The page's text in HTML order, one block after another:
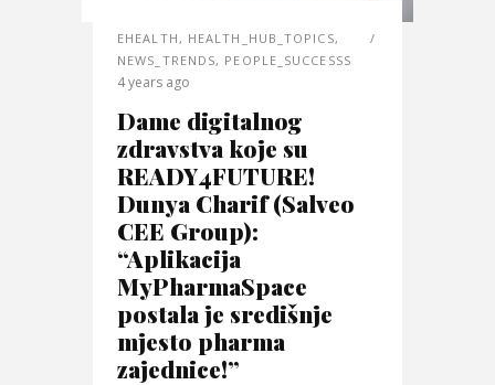
EHEALTH , HEALTH_HUB_TOPICS,
NEWS_TRENDS, PEOPLE_SUCCESSS
4 years ago
Dame digitalnog
zdravstva koje su
READY4FUTURE!
Dunya Charif (Salveo
CEE Group):
“Aplikacija
MyPharmaSpace
postala je središnje
mjesto pharma
zajednice!”